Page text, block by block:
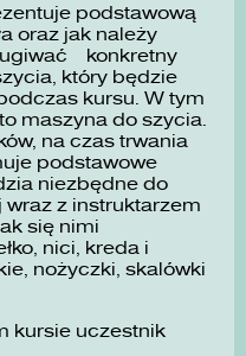
podstawową
oraz jak należy
konkretny
który będzie
kursu. W tym
maszyna do szycia.
na czas trwania
podstawowe
niezbędne do
z instruktarzem
się nimi
nici, kreda i
nożyczki, skalówki
kursie uczestnik